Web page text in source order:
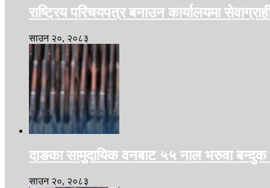
राष्ट्रिय परिचयपत्र बनाउन कार्यालयमा
साउन २०, २०८३
दाङका सामुदायिक वनबाट ५५ नाल भरुवा बन्दुक
साउन २०, २०८३